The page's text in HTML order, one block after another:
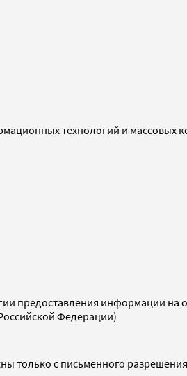
технологий и массовых
информации на
Федерации)
только с письменного